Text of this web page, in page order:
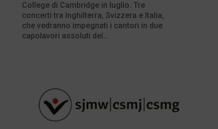
College di Cambridge in luglio. Tre
concerti tra Inghilterra, Svizzera e Italia,
che vedranno impegnati i cantori in due
capolavori assoluti del...